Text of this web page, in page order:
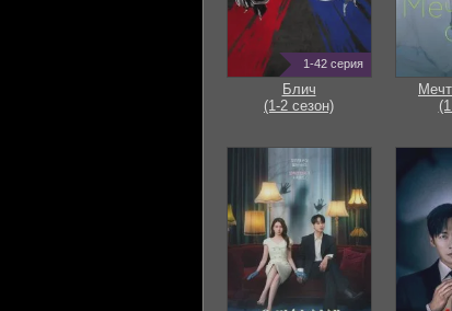
1-42 серия
Блич
(1-2 сезон)